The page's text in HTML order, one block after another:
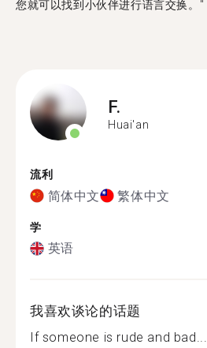
您就可以找到小伙伴进行语言交换。"
F.
Huai'an
流利
简体中文 繁体中文
学
英语
我喜欢谈论的话题
If someone is rude and bad...